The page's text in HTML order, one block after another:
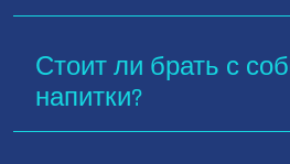
Стоит ли брать с
напитки?